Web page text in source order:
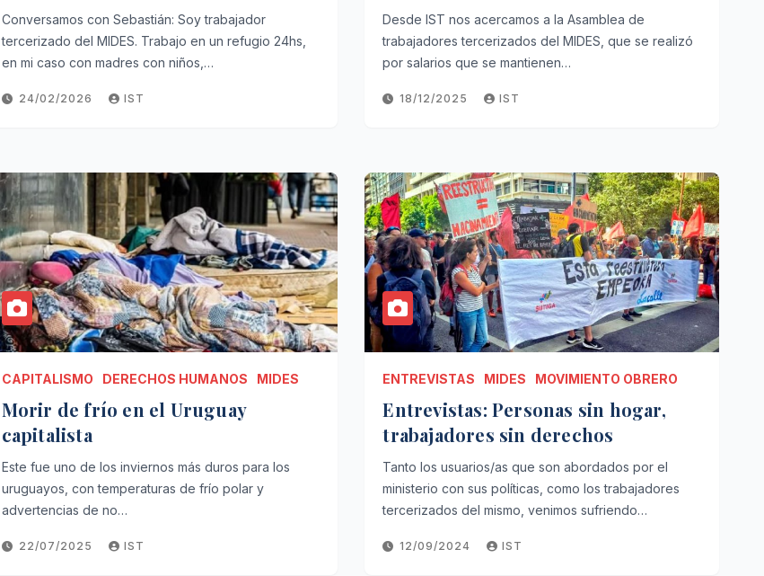
Conversamos con Sebastián: Soy trabajador
tercerizado del MIDES. Trabajo en un refugio 24hs,
en mi caso con madres con niños,…
24/02/2026 IST
Desde IST nos acercamos a la Asamblea de
trabajadores tercerizados del MIDES, que se realizó
por salarios que se mantienen…
18/12/2025 IST
CAPITALISMO DERECHOS HUMANOS MIDES
Morir de frío en el Uruguay
capitalista
Este fue uno de los inviernos más duros para los
uruguayos, con temperaturas de frío polar y
advertencias de no…
22/07/2025 IST
ENTREVISTAS MIDES MOVIMIENTO OBRERO
Entrevistas: Personas sin hogar,
trabajadores sin derechos
Tanto los usuarios/as que son abordados por el
ministerio con sus políticas, como los trabajadores
tercerizados del mismo, venimos sufriendo…
12/09/2024 IST